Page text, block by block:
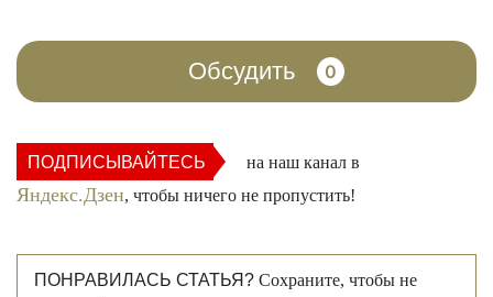
Обсудить 0
ПОДПИСЫВАЙТЕСЬ на наш канал в
Яндекс.Дзен, чтобы ничего не пропустить!
ПОНРАВИЛАСЬ СТАТЬЯ? Сохраните, чтобы не